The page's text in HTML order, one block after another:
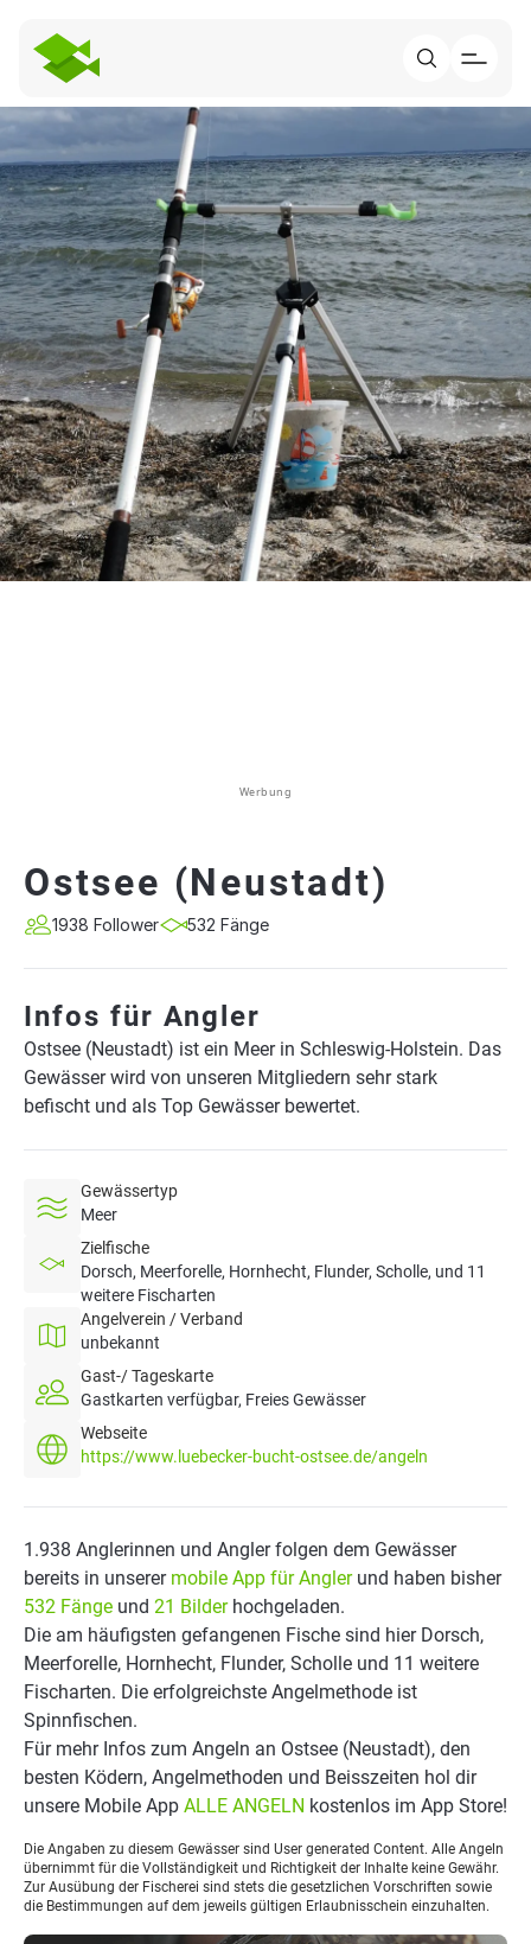
Werbung
Ostsee (Neustadt)
1938 Follower 532 Fänge
Infos für Angler
Ostsee (Neustadt) ist ein Meer in Schleswig-Holstein. Das
Gewässer wird von unseren Mitgliedern sehr stark
befischt und als Top Gewässer bewertet.
Gewässertyp
Meer
Zielfische
Dorsch, Meerforelle, Hornhecht, Flunder, Scholle, und 11
weitere Fischarten
Angelverein / Verband
unbekannt
Gast-/ Tageskarte
Gastkarten verfügbar, Freies Gewässer
Webseite
https://www.luebecker-bucht-ostsee.de/angeln
1.938 Anglerinnen und Angler folgen dem Gewässer
bereits in unserer mobile App für Anglerund haben bisher
532 Fänge und 21 Bilderhochgeladen.
Die am häufigsten gefangenen Fische sind hier Dorsch,
Meerforelle, Hornhecht, Flunder, Scholle und 11 weitere
Fischarten. Die erfolgreichste Angelmethode ist
Spinnfischen.
Für mehr Infos zum Angeln an Ostsee (Neustadt), den
besten Ködern, Angelmethoden und Beisszeiten hol dir
unsere Mobile App ALLE ANGELN kostenlos im App Store!
Die Angaben zu diesem Gewässer sind User generated Content. Alle Angeln
übernimmt für die Vollständigkeit und Richtigkeit der Inhalte keine Gewähr.
Zur Ausübung der Fischerei sind stets die gesetzlichen Vorschriften sowie
die Bestimmungen auf dem jeweils gültigen Erlaubnisschein einzuhalten.